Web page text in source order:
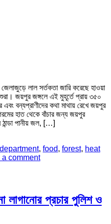
লাল সর্তকতা জারি করেছে হাওয়া
জয়পুর জঙ্গলে এই মুহূর্তে প্রায় ৩৫০
বন্যপ্রাণীদের কথা মাথায় রেখে জয়পুর
হাত থেকে বাঁচার জন্য জয়পুর
ঠান্ডা পানীয় জল, […]
department, food, forest, heat
a comment
লাগানোর প্রচার পুলিশ ও